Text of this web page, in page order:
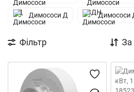
Димососи Д Димососи
Фільтр За